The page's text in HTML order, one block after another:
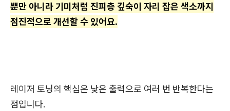
뿐만 아니라 기미처럼 진피층 깊숙이 자리 잡은 색소까지
점진적으로 개선할 수 있어요.
레이저 토닝의 핵심은 낮은 출력으로 여러 번 반복한다는
점입니다.